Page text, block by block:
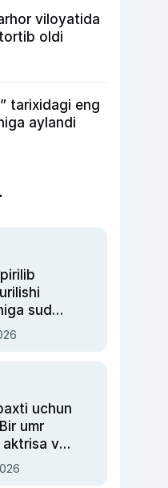
viloyatida
oldi
tarixidagi eng
aylandi
sud
uchun
umr
va